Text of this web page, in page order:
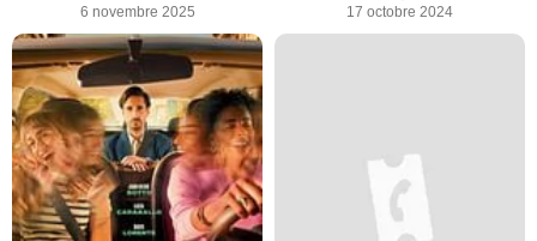
6 novembre 2025 17 octobre 2024